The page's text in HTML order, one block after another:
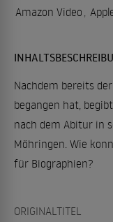
Amazon Video ,
Nachdem bereits
begangen hat,
nach dem Abitur in
Möhringen. Wie
für Biographien?
ORIGINALTITEL